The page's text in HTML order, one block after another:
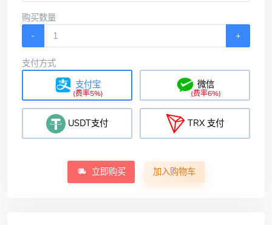
购买数量
-
+
支付方式
支付宝
(费率5%)
微信
(费率6%)
USDT支付 TRX 支付
立即购买 加入购物车